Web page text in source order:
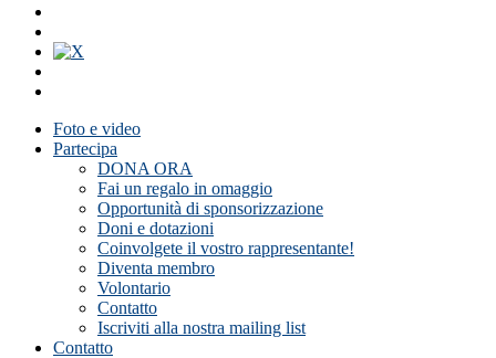
Foto e video
Partecipa
DONA ORA
Fai un regalo in omaggio
Opportunità di sponsorizzazione
Doni e dotazioni
Coinvolgete il vostro rappresentante!
Diventa membro
Volontario
Contatto
Iscriviti alla nostra mailing list
Contatto